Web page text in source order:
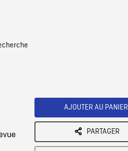
AJOUTER AU PANIER
PARTAGER